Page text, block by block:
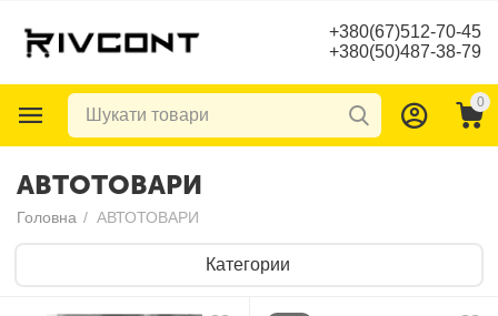
+380(67)512-70-45
+380(50)487-38-79
0
АВТОТОВАРИ
Головна / АВТОТОВАРИ
Категории